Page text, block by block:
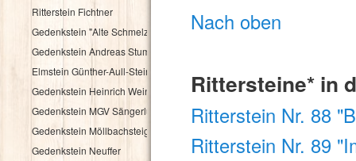
Ritterstein Fichtner
Gedenkstein "Alte Schmelz"
Gedenkstein Andreas Stumpf
Elmstein Günther-Aull-Stein
Gedenkstein Heinrich Weintz
Gedenkstein MGV Sängerlust Elmstein
Gedenkstein Möllbachsteige
Gedenkstein Neuffer
Nach oben
Rittersteine* in
Ritterstein Nr. 88
Ritterstein Nr. 89